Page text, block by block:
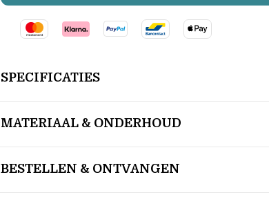
SPECIFICATIES
MATERIAAL & ONDERHOUD
BESTELLEN & ONTVANGEN